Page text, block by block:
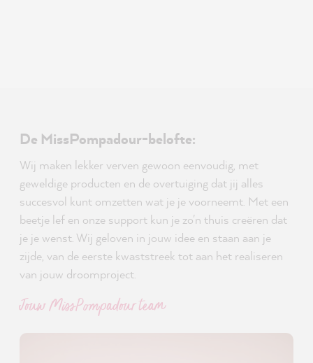
De MissPompadour-belofte:
Wij maken lekker verven gewoon eenvoudig, met
geweldige producten en de overtuiging dat jij alles
succesvol kunt omzetten wat je je voorneemt. Met een
beetje lef en onze support kun je zo'n thuis creëren dat
je je wenst. Wij geloven in jouw idee en staan aan je
zijde, van de eerste kwaststreek tot aan het realiseren
van jouw droomproject.
Jouw MissPompadour team